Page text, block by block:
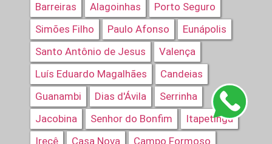
Barreiras
Alagoinhas
Porto Seguro
Simões Filho
Paulo Afonso
Eunápolis
Santo Antônio de Jesus
Valença
Luís Eduardo Magalhães
Candeias
Guanambi
Dias d'Ávila
Serrinha
Jacobina
Senhor do Bonfim
Itapetinga
Irecê
Casa Nova Campo Formoso